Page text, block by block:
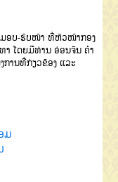
ມອບ-ຮັບໜ້າ ທີ່ຫົວໜ້າກອງ
າ ໂດຍມີທ່ານ ອ່ອນຈັນ ຄໍາ
ານທີ່ກ່ຽວຂ້ອງ ແລະ
ມ